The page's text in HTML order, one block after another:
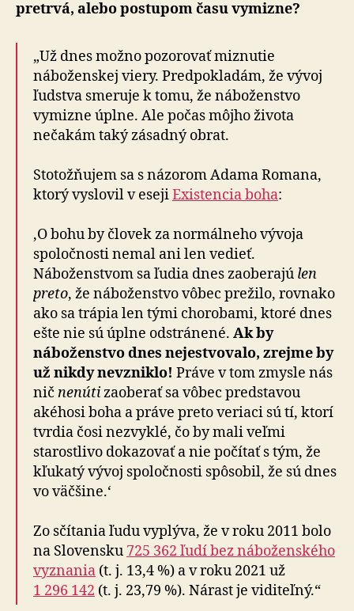
pretrvá, alebo postupom času vymizne?
„Už dnes možno pozorovať miznutie
náboženskej viery. Predpokladám, že vývoj
ľudstva smeruje k tomu, že náboženstvo
vymizne úplne. Ale počas môjho života
nečakám taký zásadný obrat.
Stotožňujem sa s názorom Adama Romana,
ktorý vyslovil v esejiExistencia boha:
‚O bohu by človek za normálneho vývoja
spoločnosti nemal ani len vedieť.
Náboženstvom sa ľudia dnes zaoberajú len
preto, že náboženstvo vôbec prežilo, rovnako
ako sa trápia len tými chorobami, ktoré dnes
ešte nie sú úplne odstránené. Ak by
náboženstvo dnes nejestvovalo, zrejme by
už nikdy nevzniklo! Práve v tom zmysle nás
nič nenútizaoberať sa vôbec predstavou
akéhosi boha a práve preto veriaci sú tí, ktorí
tvrdia čosi nezvyklé, čo by mali veľmi
starostlivo dokazovať a nie počítať s tým, že
kľukatý vývoj spoločnosti spôsobil, že sú dnes
vo väčšine.‘
Zo sčítania ľudu vyplýva, že v roku 2011 bolo
na Slovensku 725 362 ľudí bez náboženského
vyznania (t. j. 13,4 %) a v roku 2021 už
1 296 142 (t. j. 23,79 %). Nárast je viditeľný.“